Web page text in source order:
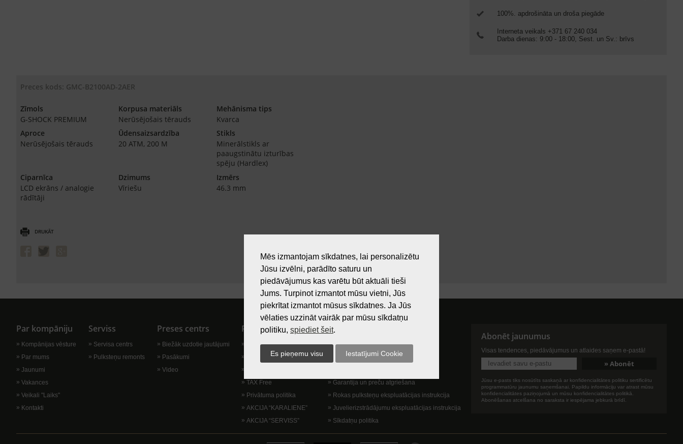
100%. apdrošināta un droša piegāde
Interneta veikals +371 67 240 034
Darba dienas: 9:00 - 18:00, Sest. un Sv.: brīvs
Preces kods: GMC-B2100AD-2AER
Zīmols
G-SHOCK PREMIUM
Korpusa materiāls
Nerūsējošais tērauds
Mehānisma tips
Kvarca
Aproce
Nerūsējošais tērauds
Ūdensaizsardzība
20 ATM, 200 M
Stikls
Minerālstikls ar
paaugstinātu izturības
spēju (Hardlex)
Ciparnīca
LCD ekrāns / analogie
rādītāji
Dzimums
Vīriešu
Izmērs
46.3 mm
DRUKĀT
Par kompāniju
Kompānijas vēsture
Par mums
Jaunumi
Vakances
Veikali "Laiks"
Kontakti
Serviss
Servisa centrs
Pulksteņu remonts
Preses centrs
Biežāk uzdotie jautājumi
Pasākumi
Video
Pircējam
Preču izsniegšanas vieta
Dāvanu kartes
TAX Free
Privātuma politika
AKCIJA “KARALIENE”
AKCIJA “SERVISS”
Lietošanas noteikumi
Kā nopirkt?
Lietošanas noteikumi
Garantija un preču atgriešana
Rokas pulksteņu ekspluatācijas instrukcija
Juvelierizstrādājumu ekspluatācijas instrukcija
Sīkdatņu politika
Abonēt jaunumus
Visas tendences, piedāvājumus un atlaides saņem e-pastā!
Jūsu e-pasts tiks nosūtīts saskaņā ar konfidencialitātes politiku sertificētu
programmatūru jaunumu saņemšanai. Papildu informāciju var atrast mūsu
konfidencialitātes paziņojumā un mūsu konfidencialitātes politikā.
Abonēšanas atcelšana no saraksta ir iespējama jebkurā brīdī.
Mēs izmantojam sīkdatnes, lai personalizētu
Jūsu izvēlni, parādīto saturu un
piedāvājumus kas varētu būt aktuāli tieši
Jums. Turpinot izmantot mūsu vietni, Jūs
piekrītat izmantot mūsus sīkdatnes. Ja Jūs
vēlaties uzzināt vairāk par mūsu sīkdatņu
politiku, spiediet šeit.